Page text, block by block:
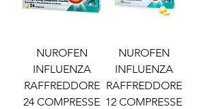
NUROFEN
INFLUENZA
RAFFREDDORE
24 COMPRESSE
NUROFEN
INFLUENZA
RAFFREDDORE
12 COMPRESSE